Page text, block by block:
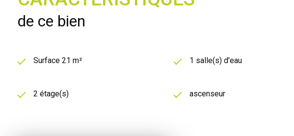
de ce bien
Surface 21 m² 1 salle(s) d'eau
2 étage(s) ascenseur